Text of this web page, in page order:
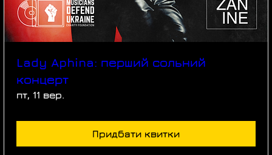
Lady Aphina: перший сольний
концерт
пт, 11 вер.
Придбати квитки